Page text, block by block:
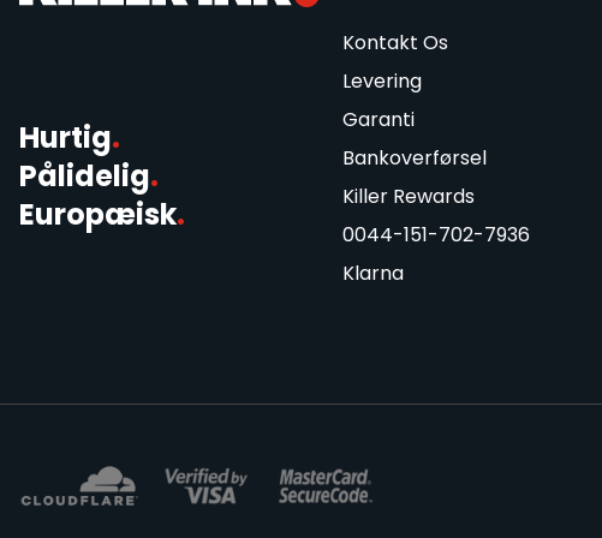
Hurtig.
Pålidelig.
Europæisk.
Kontakt Os
Levering
Garanti
Bankoverførsel
Killer Rewards
0044-151-702-7936
Klarna